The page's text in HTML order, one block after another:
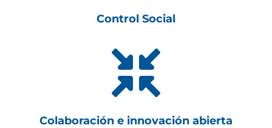
Control Social

Colaboración e innovación abierta